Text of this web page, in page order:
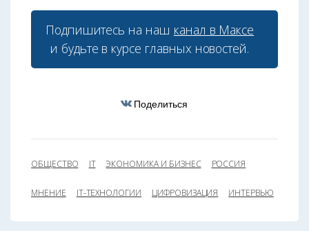
Подпишитесь на наш канал в Максе
и будьте в курсе главных новостей.
Поделиться
ОБЩЕСТВО IT ЭКОНОМИКА И БИЗНЕС РОССИЯ
МНЕНИЕ IT-ТЕХНОЛОГИИ ЦИФРОВИЗАЦИЯ ИНТЕРВЬЮ